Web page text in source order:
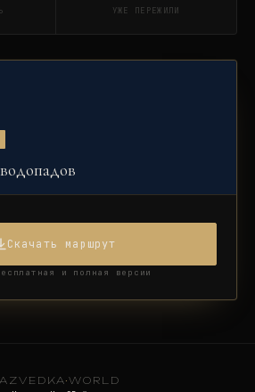
УЖЕ ПЕРЕЖИЛИ
Скачать маршрут
и полная версии
·WORLD